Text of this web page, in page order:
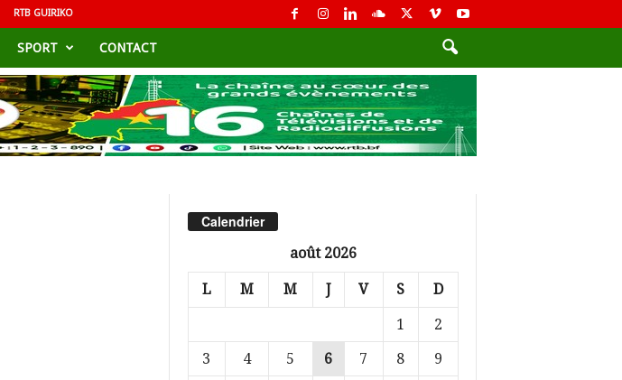
RTB GUIRIKO
SPORT CONTACT
Calendrier
août 2026
L M M J V S D
1
2
3
4 5 6 7 8
9